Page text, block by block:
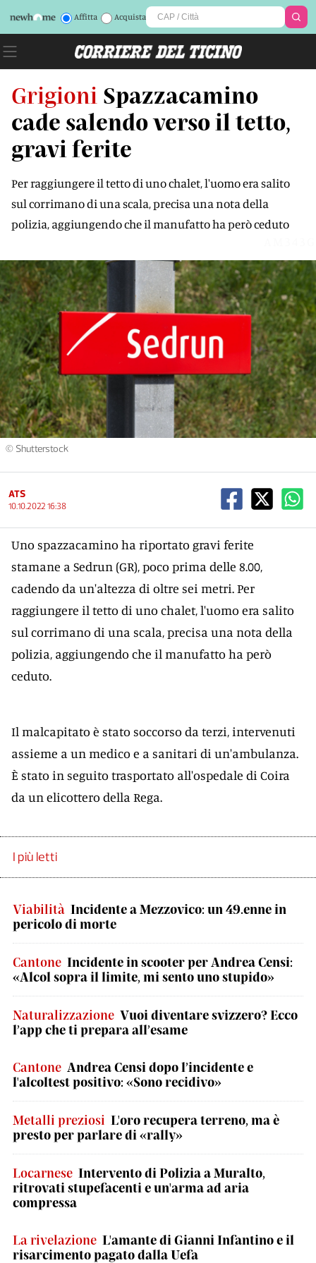
Affitta Acquista
Grigioni Spazzacamino
cade salendo verso il tetto,
gravi ferite
Per raggiungere il tetto di uno chalet, l'uomo era salito
sul corrimano di una scala, precisa una nota della
polizia, aggiungendo che il manufatto ha però ceduto
© Shutterstock
ATS
10.10.2022 16:38
Uno spazzacamino ha riportato gravi ferite
stamane a Sedrun (GR), poco prima delle 8.00,
cadendo da un'altezza di oltre sei metri. Per
raggiungere il tetto di uno chalet, l'uomo era salito
sul corrimano di una scala, precisa una nota della
polizia, aggiungendo che il manufatto ha però
ceduto.
Il malcapitato è stato soccorso da terzi, intervenuti
assieme a un medico e a sanitari di un'ambulanza.
È stato in seguito trasportato all'ospedale di Coira
da un elicottero della Rega.
I più letti
Viabilità Incidente a Mezzovico: un 49.enne in
pericolo di morte
Cantone Incidente in scooter per Andrea Censi:
«Alcol sopra il limite, mi sento uno stupido»
Naturalizzazione Vuoi diventare svizzero? Ecco
l’app che ti prepara all’esame
Cantone Andrea Censi dopo l’incidente e
l'alcoltest positivo: «Sono recidivo»
Metalli preziosi L'oro recupera terreno, ma è
presto per parlare di «rally»
Locarnese Intervento di Polizia a Muralto,
ritrovati stupefacenti e un'arma ad aria
compressa
La rivelazione L'amante di Gianni Infantino e il
risarcimento pagato dalla Uefa